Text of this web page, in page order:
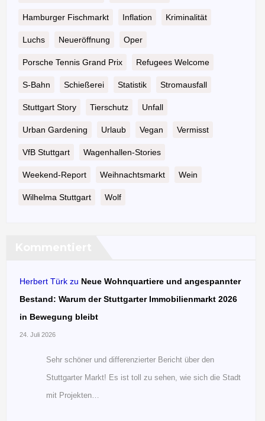
Hamburger Fischmarkt Inflation Kriminalität
Luchs Neueröffnung Oper
Porsche Tennis Grand Prix Refugees Welcome
S-Bahn Schießerei Statistik Stromausfall
Stuttgart Story Tierschutz Unfall
Urban Gardening Urlaub Vegan Vermisst
VfB Stuttgart Wagenhallen-Stories
Weekend-Report Weihnachtsmarkt Wein
Wilhelma Stuttgart Wolf
Herbert Türk zu Neue Wohnquartiere und angespannter
Bestand: Warum der Stuttgarter Immobilienmarkt 2026
in Bewegung bleibt
24. Juli 2026
Sehr schöner und differenzierter Bericht über den
Stuttgarter Markt! Es ist toll zu sehen, wie sich die Stadt
mit Projekten…